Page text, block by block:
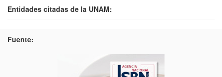
Entidades citadas de la UNAM:
Fuente: